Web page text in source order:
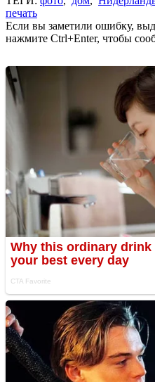
печать
Если вы заметили ошибку,
нажмите Ctrl+Enter, чтобы